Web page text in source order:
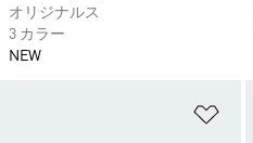
オリジナルス
3 カラー
NEW